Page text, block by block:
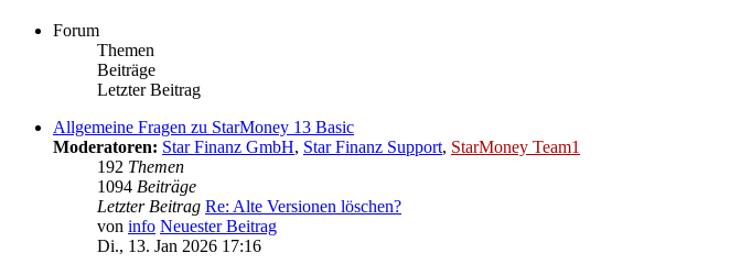
Forum
Themen
Beiträge
Letzter Beitrag
Allgemeine Fragen zu StarMoney 13 Basic
Moderatoren: Star Finanz GmbH, Star Finanz Support, StarMoney Team1
192 Themen
1094 Beiträge
Letzter Beitrag Re: Alte Versionen löschen?
von info Neuester Beitrag
Di., 13. Jan 2026 17:16